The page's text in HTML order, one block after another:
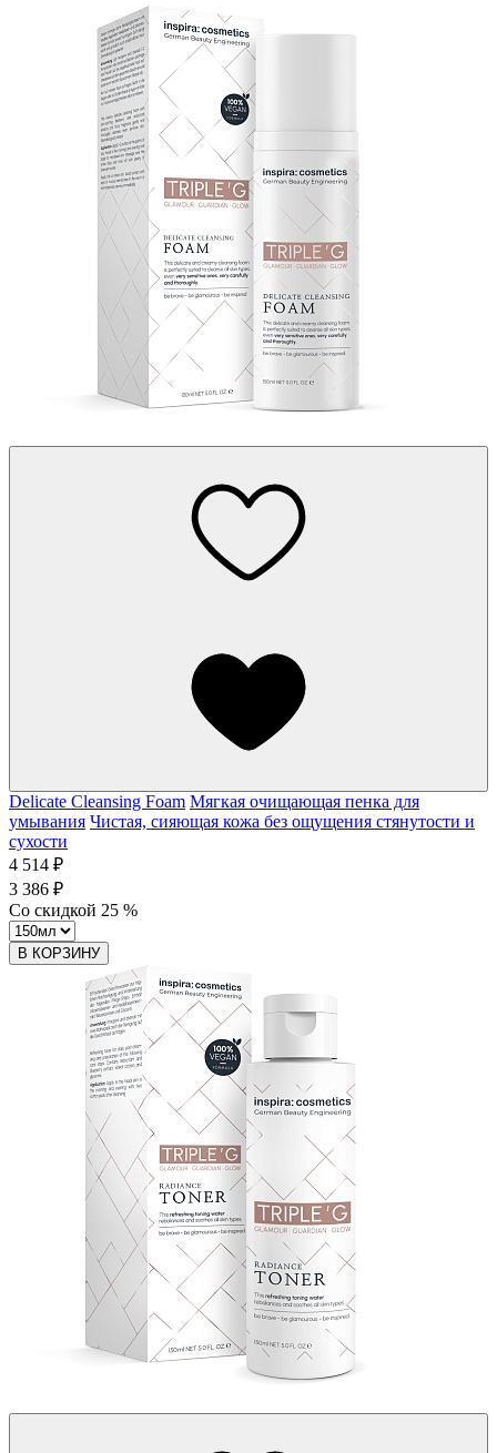
Delicate Cleansing Foam Мягкая очищающая пенка для
умывания Чистая, сияющая кожа без ощущения стянутости и
сухости
4 514 ₽
3 386 ₽
Со скидкой 25 %
В КОРЗИНУ